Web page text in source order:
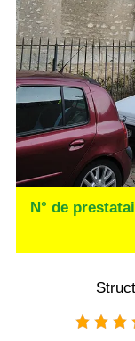
N° de